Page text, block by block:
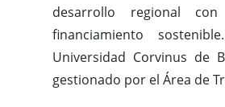
desarrollo regional
financiamiento
Universidad Corvinus de
gestionado por el Área de